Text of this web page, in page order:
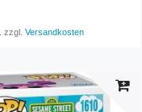
zzgl.Versandkosten